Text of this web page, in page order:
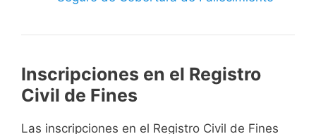
Inscripciones en el Registro
Civil de Fines
Las inscripciones en el Registro Civil de Fines